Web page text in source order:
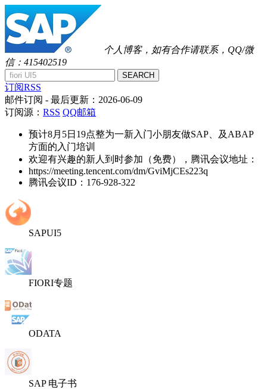
个人博客，如有合作请联系，QQ/微
信：415402519
SEARCH
订阅RSS
邮件订阅 - 最后更新： 2026-06-09
订阅源： RSS QQ邮箱
预计8月5日19点整为一新入门小朋友做SAP、及ABAP
方面的入门培训
欢迎有兴趣的新人到时参加（免费），腾讯会议地址：
https://meeting.tencent.com/dm/GviMjCEs223q
腾讯会议ID：176-928-322
SAPUI5
FIORI专题
ODATA
SAP 电子书